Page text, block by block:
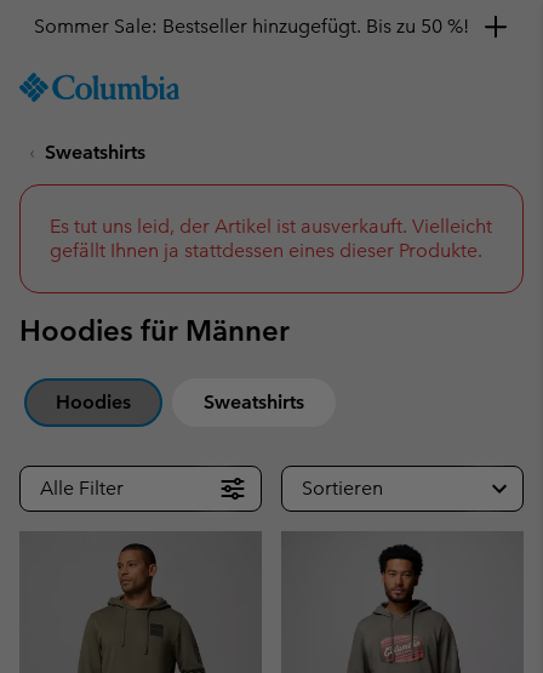
TO
SKIP
NAV
SKIP
TO
SEARCH
Sommer Sale: Bestseller hinzugefügt. Bis zu 50 %!
Sweatshirts
Es tut uns leid, der Artikel ist ausverkauft. Vielleicht
gefällt Ihnen ja stattdessen eines dieser Produkte.
Hoodies für Männer
Hoodies Sweatshirts
Alle Filter Sortieren